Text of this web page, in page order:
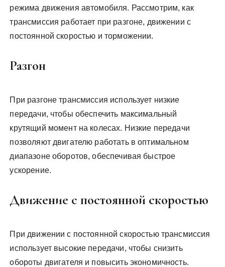
режима движения автомобиля. Рассмотрим, как
трансмиссия работает при разгоне, движении с
постоянной скоростью и торможении.
Разгон
При разгоне трансмиссия использует низкие
передачи, чтобы обеспечить максимальный
крутящий момент на колесах. Низкие передачи
позволяют двигателю работать в оптимальном
диапазоне оборотов, обеспечивая быстрое
ускорение.
Движение с постоянной скоростью
При движении с постоянной скоростью трансмиссия
использует высокие передачи, чтобы снизить
обороты двигателя и повысить экономичность.